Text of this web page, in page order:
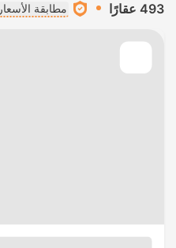
493 عقارًا مطابقة الأسعار